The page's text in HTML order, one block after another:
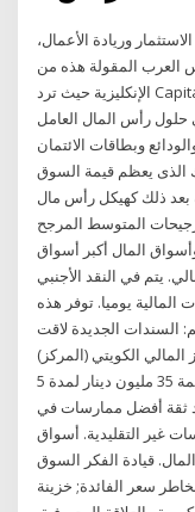
وريادة الأعمال،
العرب المقولة هذه من
الإنكليزية حيث ترد Capital is a coward. ويقال إن عمر هذه المقولة لا
حلول رأس المال العامل
وبطاقات الائتمان
الذى يعظم قيمة السوق
بعد ذلك كهيكل رأس مال
المتوسط المرجح
المال أكبر أسواق
يتم في النقد الأجنبي
المالية يوميا. توفر هذه
السندات الجديدة لاقت
الكويتي (المركز)
عن نجاح استكمال عملية إصدار سندات بقيمة 35 مليون دينار لمدة 5
ثقة أفضل ممارسات في
غير التقليدية. أسواق
قيادة الفكر السوق
سعر الفائدة; خزينة